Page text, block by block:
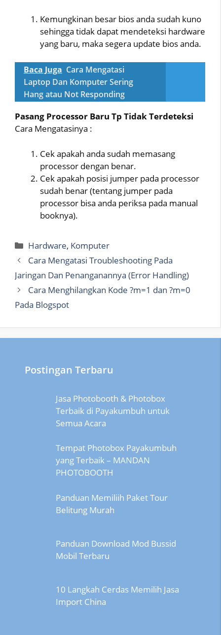
Kemungkinan besar bios anda sudah kuno
sehingga tidak dapat mendeteksi hardware
yang baru, maka segera update bios anda.
Baca Juga Cara Mengatasi
Laptop Dan Komputer Sering
Hang atau Not Responding
Pasang Processor Baru Tp Tidak Terdeteksi
Cara Mengatasinya :
Cek apakah anda sudah memasang
processor dengan benar.
Cek apakah posisi jumper pada processor
sudah benar (tentang jumper pada
processor bisa anda periksa pada manual
booknya).
Categories
Hardware, Komputer
Cara Mengatasi Troubleshooting Pada
Jaringan Dan Penanganannya (Error Handling)
Cara Menghilangkan Kode ?m=1 dan ?m=0
Pada Blogspot
Postingan Terbaru
Jasa Photobooth & Photobox
Terbaik di Payakumbuh untuk
Semua Acara
Tempat Photobox Payakumbuh
yang Terbaik – MANDAN
PHOTOBOOTH
Panduan Memiliih Paket Tour
Belitung Murah
Panduan Download Mod Bussid
Mobil Terbaru
10 Langkah Cerdas Memilih Jasa
Import China